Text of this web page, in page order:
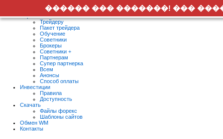
�������� ������ ������� ����������
Форекс
Трейдеру
Пакет трейдера
Обучение
Советники
Брокеры
Советники +
Партнерам
Супер партнерка
Всем
Анонсы
Способ оплаты
Инвестиции
Правила
Доступность
Скачать
Файлы форекс
Шаблоны сайтов
Обмен WM
Контакты
������ ��� �������! ���